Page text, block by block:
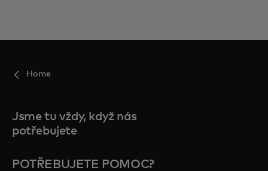
Home
Jsme tu vždy, když nás
potřebujete
POTŘEBUJETE POMOC?